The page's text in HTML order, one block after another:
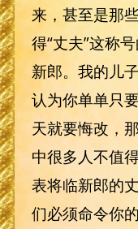
来，甚至是那
得“丈夫”这称
新郎。我的儿
认为你单单只
天就要悔改，
中很多人不值
表将临新郎的
们必须命令你